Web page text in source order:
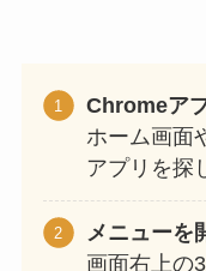
Chromeア
ホーム画面
アプリを探
メニューを
画面右上の